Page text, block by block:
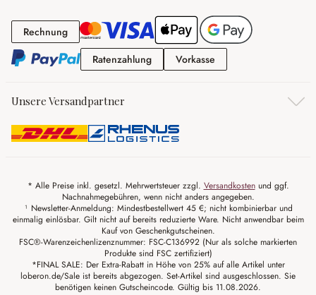
RechnungRechnung
RatenzahlungRatenzahlung
Vorkasse
Unsere Versandpartner
* Alle Preise inkl. gesetzl. Mehrwertsteuer zzgl. Versandkostenund ggf.
Nachnahmegebühren, wenn nicht anders angegeben.
¹ Newsletter-Anmeldung: Mindestbestellwert 45 €; nicht kombinierbar und
einmalig einlösbar. Gilt nicht auf bereits reduzierte Ware. Nicht anwendbar beim
Kauf von Geschenkgutscheinen.
FSC®-Warenzeichenlizenznummer: FSC-C136992 (Nur als solche markierten
Produkte sind FSC zertifiziert)
*FINAL SALE: Der Extra-Rabatt in Höhe von 25% auf alle Artikel unter
loberon.de/Sale ist bereits abgezogen. Set-Artikel sind ausgeschlossen. Sie
benötigen keinen Gutscheincode. Gültig bis 11.08.2026.